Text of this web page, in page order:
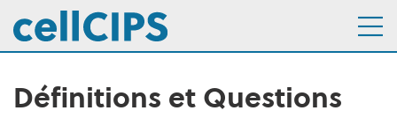
Navigation interne
Aller au menu
Aller au contenu
Définitions et Questions